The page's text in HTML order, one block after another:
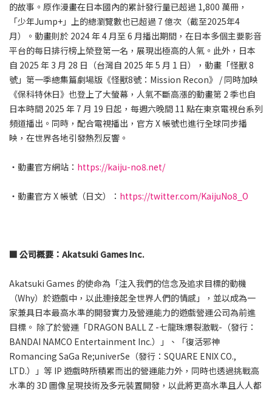
的故事。原作漫畫在日本國內的累計發行量已超過 1,800 萬冊，
「少年Jump+」上的總瀏覽數也已超過 7 億次（截至2025年4
月）。動畫則於 2024 年 4 月至 6 月播出期間，在日本多個主要影音
平台的每日排行榜上榮登第一名，展現出極高的人氣。此外，日本
自 2025 年 3 月 28 日（台灣自 2025 年 5 月 1 日），動畫「怪獸 8
號」第一季總集篇劇場版《怪獸8號：Mission Recon》 / 同時加映
《保科特休日》也登上了大螢幕，人氣不斷高漲的動畫第 2 季也自
日本時間 2025 年 7 月 19 日起，每週六晚間 11 點在東京電視台系列
頻道播出。同時，配合電視播出，官方 X 帳號也進行全球同步播
映，在世界各地引發熱烈反響。
・動畫官方網站： https://kaiju-no8.net/
・動畫官方 X 帳號（日文）： https://twitter.com/KaijuNo8_O
■ 公司概要：Akatsuki Games Inc.
Akatsuki Games 的使命為「注入我們的信念及追求目標的動機
（Why）於遊戲中，以此連接起全世界人們的情感」，並以成為一
家兼具日本最高水準的開發實力及營運能力的遊戲營運公司為前進
目標。 除了於營運「DRAGON BALL Z -七龍珠爆裂激戰-（發行：
BANDAI NAMCO Entertainment Inc.）」、「復活邪神
Romancing SaGa Re;univerSe（發行：SQUARE ENIX CO.,
LTD.）」等 IP 遊戲時所積累而出的營運能力外，同時也透過挑戰高
水準的 3D 圖像呈現技術及多元裝置開發，以此將更高水準且人人都